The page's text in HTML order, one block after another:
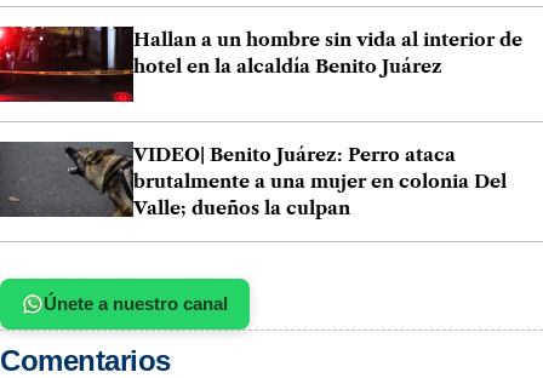
Hallan a un hombre sin vida al interior de
hotel en la alcaldía Benito Juárez
VIDEO| Benito Juárez: Perro ataca
brutalmente a una mujer en colonia Del
Valle; dueños la culpan
Únete a nuestro canal
Comentarios